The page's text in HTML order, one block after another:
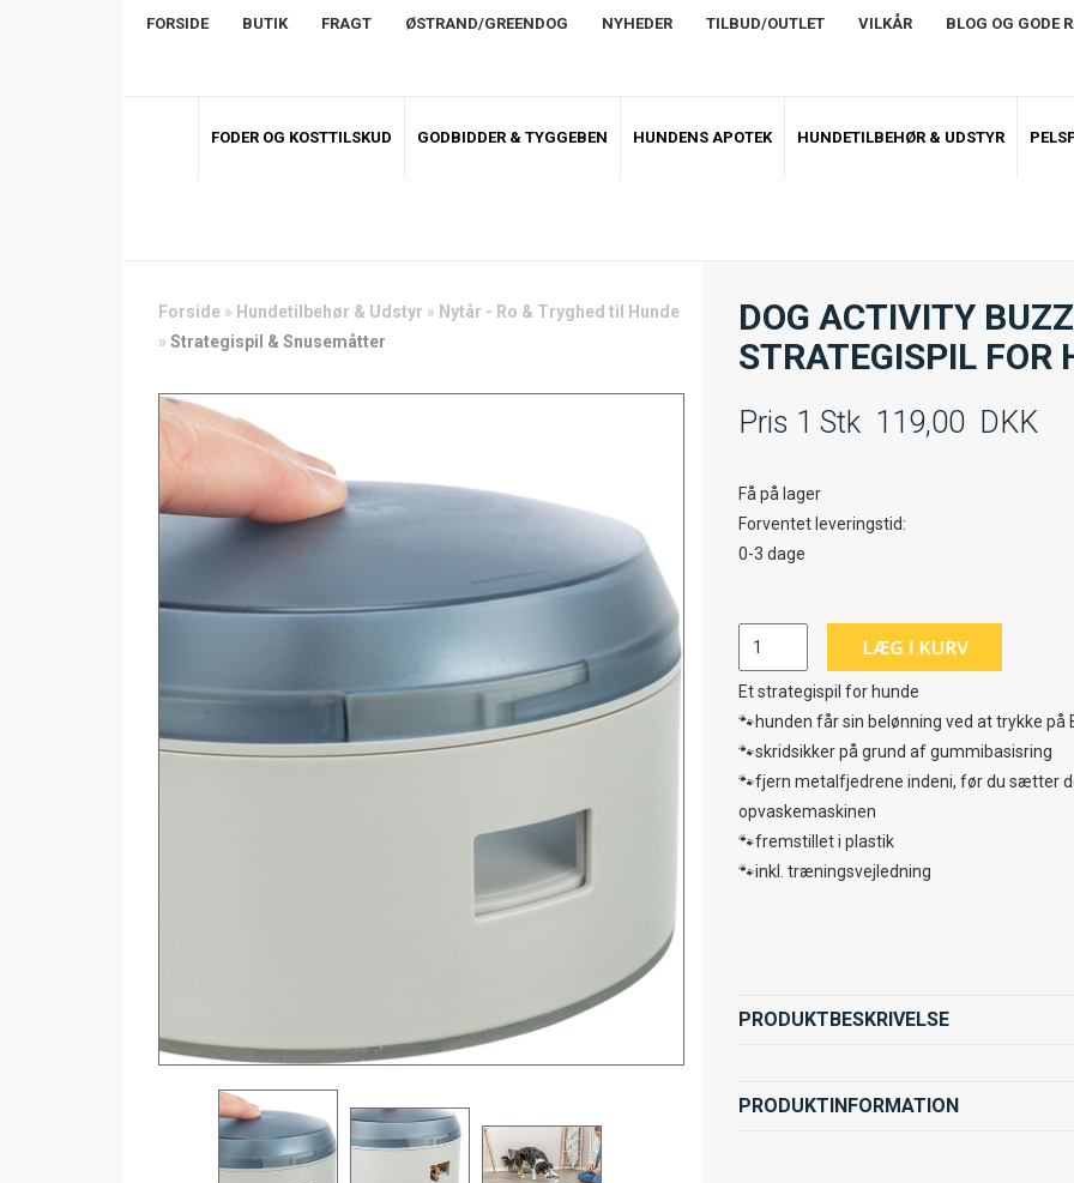
FORSIDE BUTIK FRAGT ØSTRAND/GREENDOG NYHEDER TILBUD/OUTLET VILKÅR BLOG OG GODE
FODER OG KOSTTILSKUD GODBIDDER & TYGGEBEN HUNDENS APOTEK HUNDETILBEHØR & UDSTYR
Forside » Hundetilbehør & Udstyr » Nytår - Ro & Tryghed til Hunde
» Strategispil & Snusemåtter
DOG ACTIVITY
STRATEGISPIL FOR
Pris 1 Stk 119,00DKK
Få på lager
Forventet leveringstid:
0-3 dage
Et strategispil for hunde
🐾hunden får sin belønning ved at trykke på
🐾skridsikker på grund af gummibasisring
🐾fjern metalfjedrene indeni, før du sætter
opvaskemaskinen
🐾fremstillet i plastik
🐾inkl. træningsvejledning
PRODUKTBESKRIVELSE
PRODUKTINFORMATION